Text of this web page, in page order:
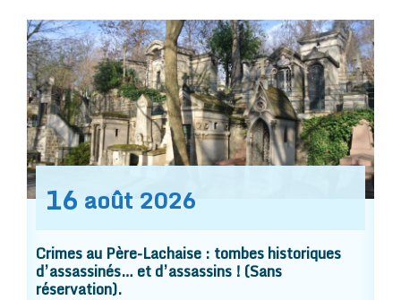
16 août 2026
Crimes au Père-Lachaise : tombes historiques
d’assassinés… et d’assassins ! (Sans
réservation).